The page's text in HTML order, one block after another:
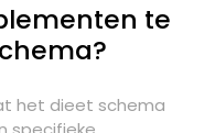
te
het dieet schema